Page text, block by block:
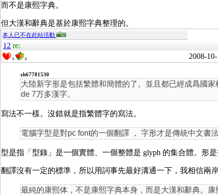
而不是康熙字典。
但大漢和辭典是基於康熙字典整理的。
本人已不在此站活動
12 re:
0 0 2008-
zh67781530
大陸新字形是包括繁體和簡體的了。並且都已經成爲國
de 7万多漢字。
寫法不一樣。沒錯就是指繁體字的寫法。
電腦字型是對pc font的一個翻譯 ， 字形才是傳統中文書
型是指「型錄」是一個實體、一個整體是 glyph 的集合體。形
翻譯沒有一定的標準，所以用詞事先最好溝通一下，我相信兩
最純的康熙体，不是康熙字典本身，而是大漢和辭典。